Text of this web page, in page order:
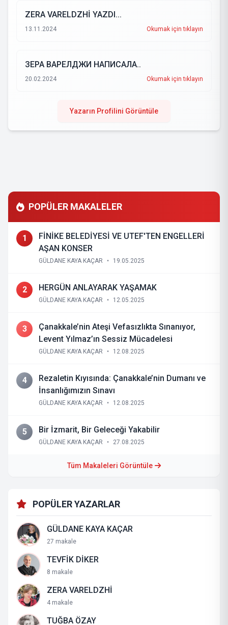
ZERA VARELDZHİ YAZDI...
13.11.2024 Okumak için tıklayın
ЗЕРА ВАРЕЛДЖИ НАПИСАЛА..
20.02.2024 Okumak için tıklayın
Yazarın Profilini Görüntüle
POPÜLER MAKALELER
1
FİNİKE BELEDİYESİ VE UTEF'TEN ENGELLERİ
AŞAN KONSER
GÜLDANE KAYA KAÇAR • 19.05.2025
2 HERGÜN ANLAYARAK YAŞAMAK
GÜLDANE KAYA KAÇAR • 12.05.2025
3
Çanakkale’nin Ateşi Vefasızlıkta Sınanıyor,
Levent Yılmaz’ın Sessiz Mücadelesi
GÜLDANE KAYA KAÇAR • 12.08.2025
4
Rezaletin Kıyısında: Çanakkale’nin Dumanı ve
İnsanlığımızın Sınavı
GÜLDANE KAYA KAÇAR • 12.08.2025
5 Bir İzmarit, Bir Geleceği Yakabilir
GÜLDANE KAYA KAÇAR • 27.08.2025
Tüm Makaleleri Görüntüle
POPÜLER YAZARLAR
GÜLDANE KAYA KAÇAR
27 makale
TEVFİK DİKER
8 makale
ZERA VARELDZHİ
4 makale
TUĞBA ÖZAY